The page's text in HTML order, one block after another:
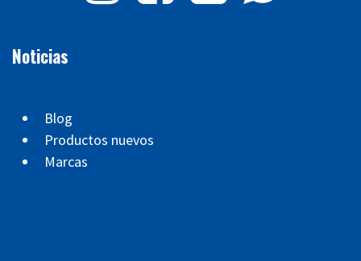
Noticias
Blog
Productos nuevos
Marcas